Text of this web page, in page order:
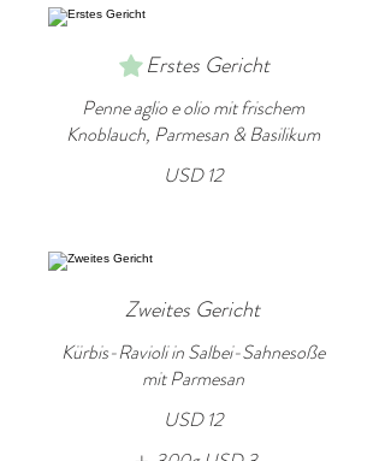
Erstes Gericht
Penne aglio e olio mit frischem
Knoblauch, Parmesan & Basilikum
USD 12
Zweites Gericht
Kürbis-Ravioli in Salbei-Sahnesoße
mit Parmesan
USD 12